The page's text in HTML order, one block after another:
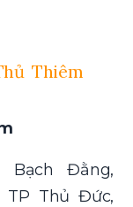
Thiêm
Bạch Đằng,
TP Thủ Đức,